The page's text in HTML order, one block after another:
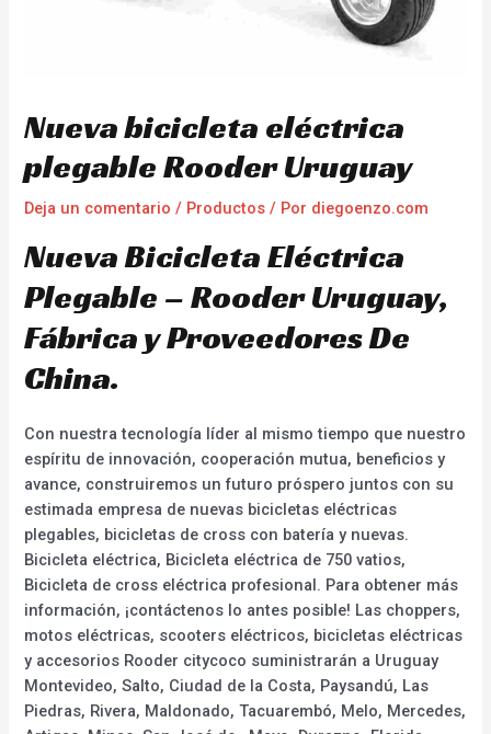
Nueva bicicleta eléctrica
plegable Rooder Uruguay
Deja un comentario / Productos / Por diegoenzo.com
Nueva Bicicleta Eléctrica
Plegable – Rooder Uruguay,
Fábrica y Proveedores De
China.
Con nuestra tecnología líder al mismo tiempo que nuestro
espíritu de innovación, cooperación mutua, beneficios y
avance, construiremos un futuro próspero juntos con su
estimada empresa de nuevas bicicletas eléctricas
plegables, bicicletas de cross con batería y nuevas.
Bicicleta eléctrica, Bicicleta eléctrica de 750 vatios,
Bicicleta de cross eléctrica profesional. Para obtener más
información, ¡contáctenos lo antes posible! Las choppers,
motos eléctricas, scooters eléctricos, bicicletas eléctricas
y accesorios Rooder citycoco suministrarán a Uruguay
Montevideo, Salto, Ciudad de la Costa, Paysandú, Las
Piedras, Rivera, Maldonado, Tacuarembó, Melo, Mercedes,